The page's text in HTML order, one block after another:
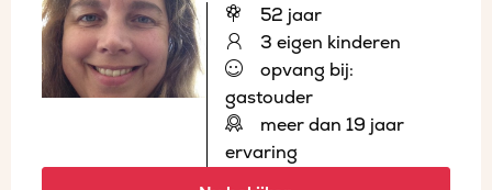
52 jaar
3 eigen kinderen
opvang bij:
gastouder
meer dan 19 jaar
ervaring